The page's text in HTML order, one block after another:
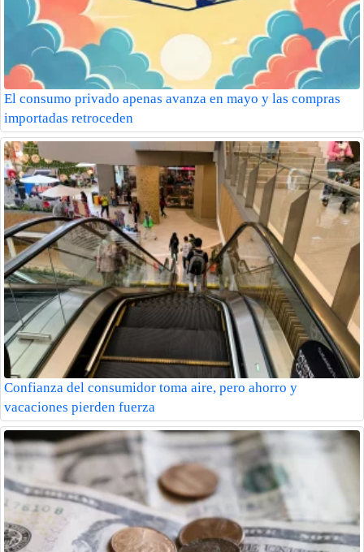
El consumo privado apenas avanza en mayo y las compras
importadas retroceden
Confianza del consumidor toma aire, pero ahorro y
vacaciones pierden fuerza